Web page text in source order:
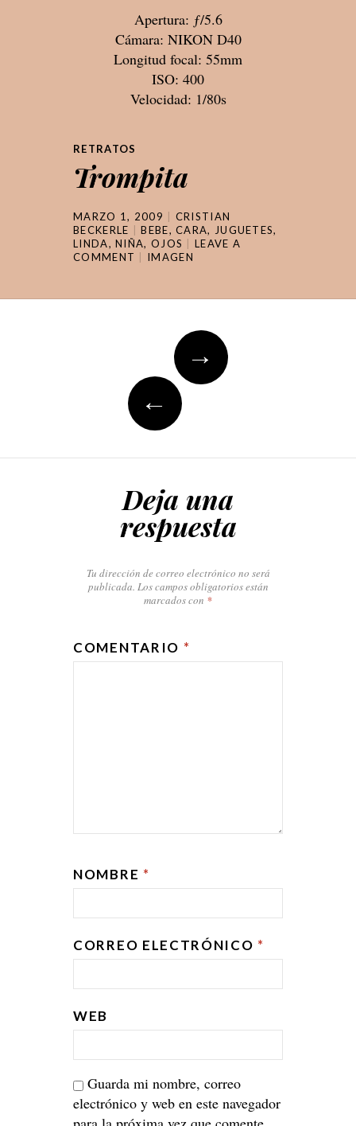
Apertura: ƒ/5.6
Cámara: NIKON D40
Longitud focal: 55mm
ISO: 400
Velocidad: 1/80s
RETRATOS
Trompita
MARZO 1, 2009
CRISTIAN
BECKERLE
BEBE,CARA, JUGUETES,
LINDA,NIÑA, OJOS
LEAVE A
COMMENT
IMAGEN
navigation
→
←
Deja una
respuesta
Tu dirección de correo electrónico no será
publicada. Los campos obligatorios están
marcados con *
COMENTARIO *
NOMBRE *
CORREO ELECTRÓNICO *
WEB
Guarda mi nombre, correo
electrónico y web en este navegador